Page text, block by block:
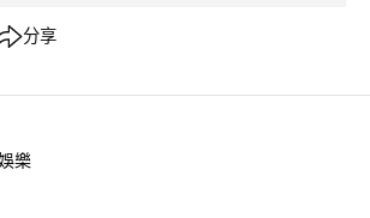
分享
樂